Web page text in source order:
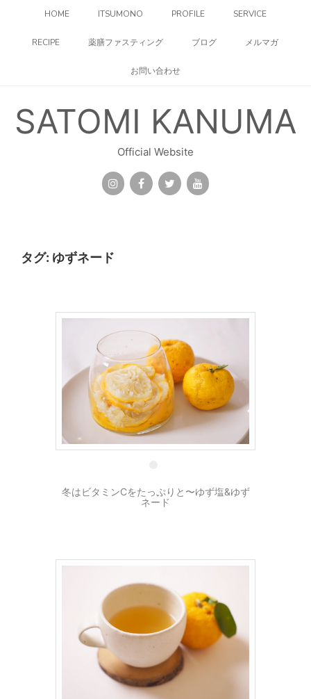
HOME ITSUMONO PROFILE SERVICE
RECIPE 薬膳ファスティング ブログ メルマガ
お問い合わせ
SATOMI KANUMA
Official Website
タグ: ゆずネード
26 12月
冬はビタミンCをたっぷりと〜ゆず塩&ゆず
ネード
8 1月